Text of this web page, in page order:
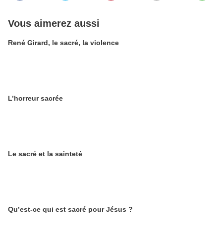
Vous aimerez aussi
René Girard, le sacré, la violence
L’horreur sacrée
Le sacré et la sainteté
Qu’est-ce qui est sacré pour Jésus ?